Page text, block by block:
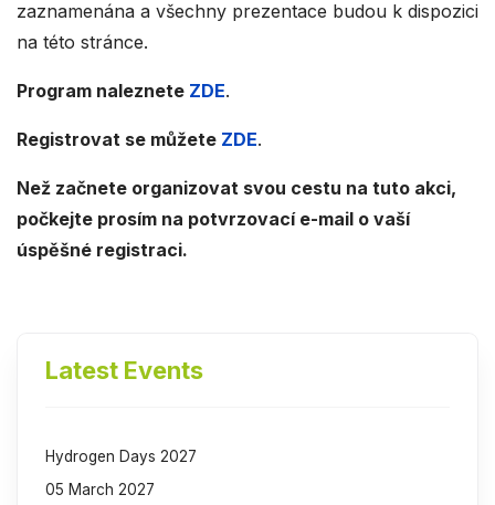
zaznamenána a všechny prezentace budou k dispozici
na této stránce.
Program naleznete ZDE.
Registrovat se můžete ZDE.
Než začnete organizovat svou cestu na tuto akci,
počkejte prosím na potvrzovací e-mail o vaší
úspěšné registraci.
Latest Events
Hydrogen Days 2027
05 March 2027